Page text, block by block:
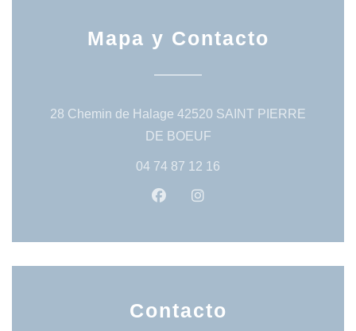
Mapa y Contacto
28 Chemin de Halage 42520 SAINT PIERRE
DE BOEUF((abre en una nueva
04 74 87 12 16
Facebook ((abre en una
Contacto